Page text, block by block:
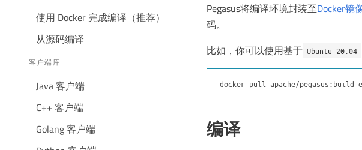
使用 Docker 完成编译（推荐）
从源码编译
客户端库
Java 客户端
C++ 客户端
Golang 客户端
Pegasus将编译环境封装至Docker镜
码。
比如，你可以使用基于 Ubuntu 20.04
编译